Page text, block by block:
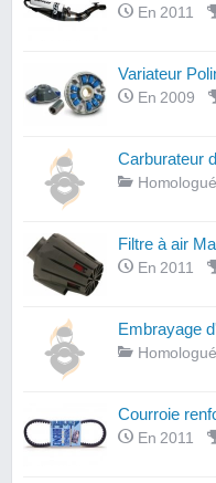
En 2011
Variateur
En 2009
Carburateur
Homologué
Filtre à air
En 2011
Embrayage
Homologué
Courroie
En 2011